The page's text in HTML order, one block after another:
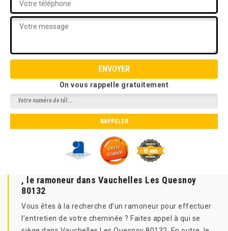
On vous rappelle gratuitement
, le ramoneur dans Vauchelles Les Quesnoy
80132
Vous êtes à la recherche d’un ramoneur pour effectuer
l’entretien de votre cheminée ? Faites appel à qui se